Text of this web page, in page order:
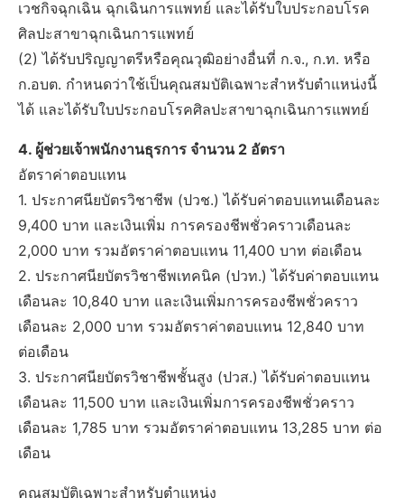
เวชกิจฉุกเฉิน ฉุกเฉินการแพทย์ และได้รับใบประกอบโรค
ศิลปะสาขาฉุกเฉินการแพทย์
(2) ได้รับปริญญาตรีหรือคุณวุฒิอย่างอื่นที่ ก.จ., ก.ท. หรือ
ก.อบต. กำหนดว่าใช้เป็นคุณสมบัติเฉพาะสำหรับตำแหน่งนี้
ได้ และได้รับใบประกอบโรคศิลปะสาขาฉุกเฉินการแพทย์
4. ผู้ช่วยเจ้าพนักงานธุรการ จำนวน 2 อัตรา
อัตราค่าตอบแทน
1. ประกาศนียบัตรวิชาชีพ (ปวช.) ได้รับค่าตอบแทนเดือนละ
9,400 บาท และเงินเพิ่ม การครองชีพชั่วคราวเดือนละ
2,000 บาท รวมอัตราค่าตอบแทน 11,400 บาท ต่อเดือน
2. ประกาศนียบัตรวิชาชีพเทคนิค (ปวท.) ได้รับค่าตอบแทน
เดือนละ 10,840 บาท และเงินเพิ่มการครองชีพชั่วคราว
เดือนละ 2,000 บาท รวมอัตราค่าตอบแทน 12,840 บาท
ต่อเดือน
3. ประกาศนียบัตรวิชาชีพชั้นสูง (ปวส.) ได้รับค่าตอบแทน
เดือนละ 11,500 บาท และเงินเพิ่มการครองชีพชั่วคราว
เดือนละ 1,785 บาท รวมอัตราค่าตอบแทน 13,285 บาท ต่อ
เดือน
คุณสมบัติเฉพาะสำหรับตำแหน่ง